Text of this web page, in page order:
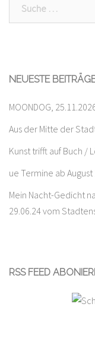
NEUESTE
MOONDOG,
Aus der Mitte der
Kunst trifft auf Buch /
ue Termine ab August
Mein Nacht-Gedicht
29.06.24 vom
RSS FEED